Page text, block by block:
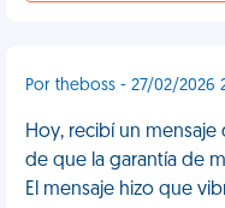
Por theboss - 27/02/2026
Hoy, recibí un
de que la garantía de
El mensaje hizo que